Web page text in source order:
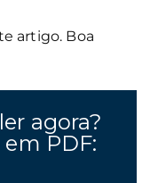
artigo. Boa
agora?
PDF: